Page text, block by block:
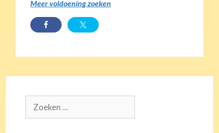
Meer voldoening zoeken
naar: